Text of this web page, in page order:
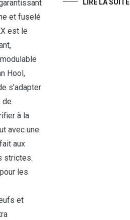
et fuselé
est le
Hool,
s’adapter
de
à la
avec une
aux
strictes.
les
et
LIRE LA SUITE